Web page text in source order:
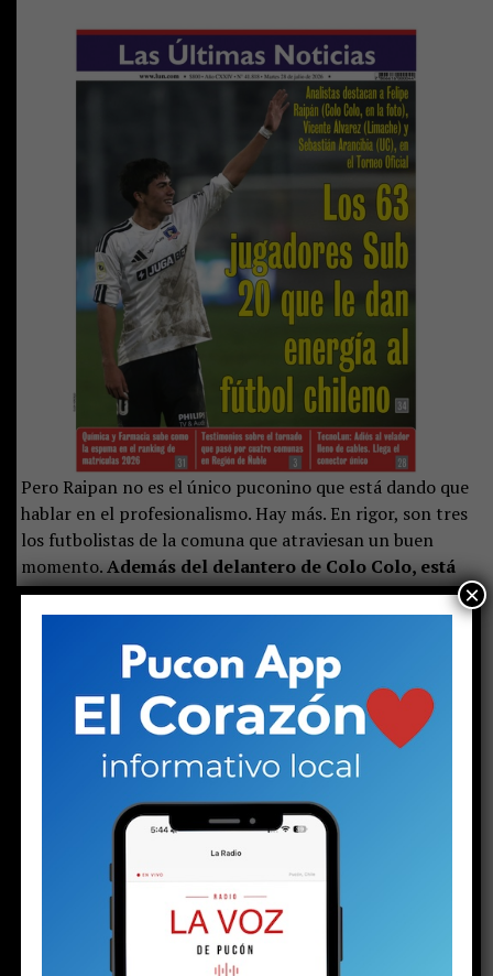
Pero Raipan no es el único puconino que está dando que
hablar en el profesionalismo. Hay más. En rigor, son tres
los futbolistas de la comuna que atraviesan un buen
momento.Además del delantero de Colo Colo, está
Rodrigo Alarcón (21), titular en Unión Española y
recientemente convocado a la selección chilena sub-
23, que disputará un cupo para los Juegos Olímpicos
de Los Ángeles 2028. Completa el grupo
Garrido (23)
quien alterna la titularidad en O’Higgins
de Rancagua y disputa el paso a los octavos de final de la
Copa Sudamericana frente a Boca Juniors.
En el caso de Alarcón, titular en una Unión Española que
busca el regreso a Primera División, la convocatoria a la
selección llega en un momento de consolidación como
profesional y confirma el crecimiento que ha mostrado
durante la temporada. “Lo tomo como un gran paso
en mi carrera, pero también como una oportunidad
que tengo que aprovechar y no conformarme solo
×